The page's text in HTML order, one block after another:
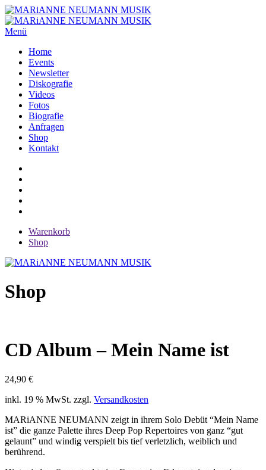
Menü
Home
Events
Newsletter
Diskografie
Videos
Fotos
Biografie
Anfragen
Shop
Kontakt
Warenkorb
Shop
Shop
CD Album – Mein Name ist
24,90 €
inkl. 19 % MwSt. zzgl. Versandkosten
MARiANNE NEUMANN zeigt in ihrem Solo Debüt “Mein Name
ist” die ganze Palette ihres Deep Pop Repertoires von ganz “gut
gelaunt” und windig verspielt bis tief verletzlich, weiblich und
berührend.